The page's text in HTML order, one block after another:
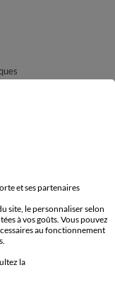
et ses partenaires
site, le personnaliser selon
à vos goûts. Vous pouvez
au fonctionnement
la